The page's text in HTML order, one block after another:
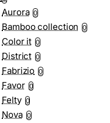
Aurora 0
Bamboo collection 0
Color it 0
District 0
Fabrizio 0
Favor 0
Felty 0
Nova 0